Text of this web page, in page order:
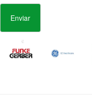
Enviar
‹